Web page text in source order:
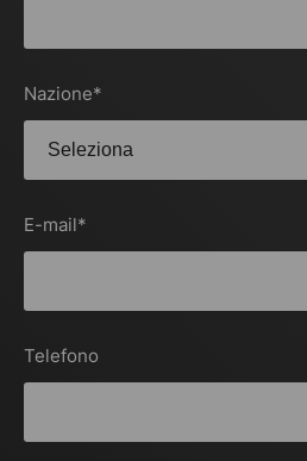
Nazione*
E-mail*
Telefono